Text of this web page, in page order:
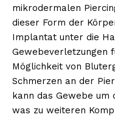
mikrodermalen
dieser Form der
Implantat unter die
Gewebeverletzungen
Möglichkeit von
Schmerzen an der
kann das Gewebe
was zu weiteren